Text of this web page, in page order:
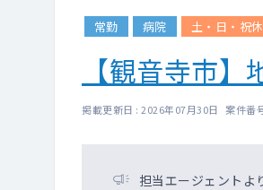
常勤 病院 土・日・祝
【観音寺市
掲載更新日 : 2026年07月30日 案件番
担当エージェントよ